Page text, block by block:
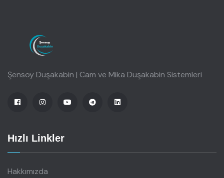
Şensoy Duşakabin | Cam ve Mika Duşakabin Sistemleri
Hızlı Linkler
Hakkımızda